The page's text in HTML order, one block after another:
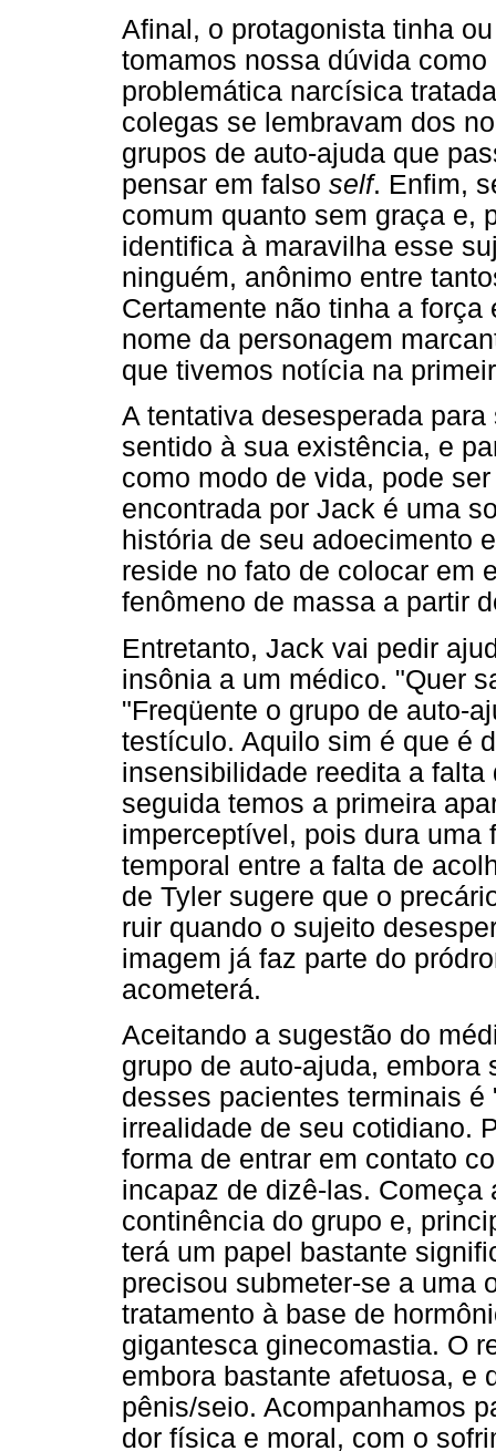
Afinal, o protagonista tinha
tomamos nossa dúvida
problemática narcísica
colegas se lembravam dos
grupos de auto-ajuda que
pensar em falso self. Enfim,
comum quanto sem graça e,
identifica à maravilha esse
ninguém, anônimo entre
Certamente não tinha a
nome da personagem
que tivemos notícia na
A tentativa desesperada
sentido à sua existência, e
como modo de vida, pode
encontrada por Jack é uma
história de seu adoecimento
reside no fato de colocar em
fenômeno de massa a partir
Entretanto, Jack vai pedir
insônia a um médico. "Quer
"Freqüente o grupo de auto-
testículo. Aquilo sim é que é
insensibilidade reedita a
seguida temos a primeira
imperceptível, pois dura uma
temporal entre a falta de
de Tyler sugere que o
ruir quando o sujeito
imagem já faz parte do
acometerá.
Aceitando a sugestão do
grupo de auto-ajuda, embora
desses pacientes terminais
irrealidade de seu cotidiano.
forma de entrar em contato
incapaz de dizê-las.
continência do grupo e,
terá um papel bastante
precisou submeter-se a uma
tratamento à base de
gigantesca ginecomastia. O
embora bastante afetuosa, e
pênis/seio. Acompanhamos
dor física e moral, com o